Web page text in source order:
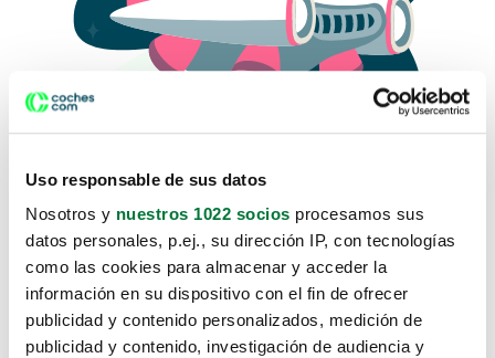
Uso responsable de sus datos
Nosotros y nuestros 1022 socios procesamos sus
datos personales, p.ej., su dirección IP, con tecnologías
como las cookies para almacenar y acceder la
información en su dispositivo con el fin de ofrecer
publicidad y contenido personalizados, medición de
publicidad y contenido, investigación de audiencia y
Lo sentimos, no sabemos como
te hemos traido hasta aquí.